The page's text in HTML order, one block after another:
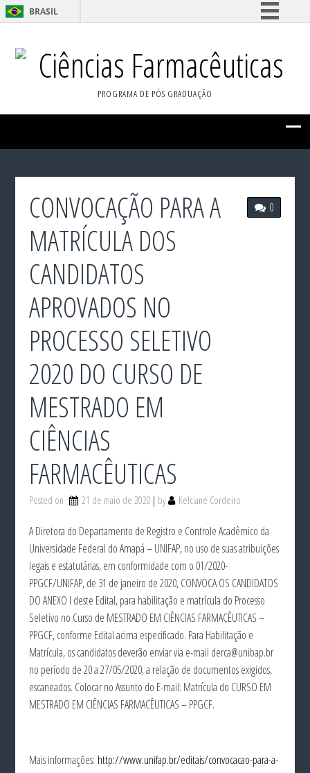
BRASIL
Comunica BR
Participe
Acesso à informação
Ciências Farmacêuticas
PROGRAMA DE PÓS GRADUAÇÃO
0
CONVOCAÇÃO PARA A
MATRÍCULA DOS
CANDIDATOS
APROVADOS NO
PROCESSO SELETIVO
2020 DO CURSO DE
MESTRADO EM
CIÊNCIAS
FARMACÊUTICAS
Posted on 21 de maio de 2020 by Kelciane Cordeiro
A Diretora do Departamento de Registro e Controle Acadêmico da
Universidade Federal do Amapá – UNIFAP, no uso de suas atribuições
legais e estatutárias, em conformidade com o 01/2020-
PPGCF/UNIFAP, de 31 de janeiro de 2020, CONVOCA OS CANDIDATOS
DO ANEXO I deste Edital, para habilitação e matrícula do Processo
Seletivo no Curso de MESTRADO EM CIÊNCIAS FARMACÊUTICAS –
PPGCF, conforme Edital acima especificado. Para Habilitação e
Matrícula, os candidatos deverão enviar via e-mail derca@unibap.br
no período de 20 a 27/05/2020, a relação de documentos exigidos,
escaneados. Colocar no Assunto do E-mail: Matrícula do CURSO EM
MESTRADO EM CIÊNCIAS FARMACÊUTICAS – PPGCF.
Mais informações: http://www.unifap.br/editais/convocacao-para-a-